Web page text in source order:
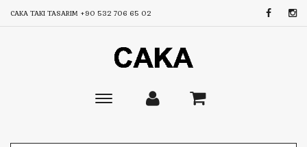
CAKA TAKI TASARIM +90 532 706 65 02
Toggle